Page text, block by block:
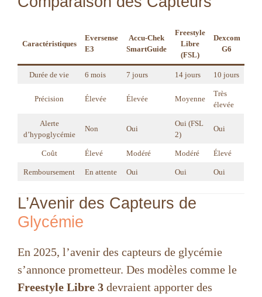
Caractéristiques
Eversense
E3
Accu-Chek
SmartGuide
Freestyle
Libre
(FSL)
Dexcom
G6
Durée de vie 6 mois 7 jours 14 jours 10 jours
Précision Élevée Élevée Moyenne
Très
élevée
Alerte
d’hypoglycémie
Non Oui
Oui (FSL
2)
Oui
Coût Élevé Modéré Modéré Élevé
Remboursement En attente Oui Oui Oui
L’Avenir des Capteurs de
Glycémie
En 2025, l’avenir des capteurs de glycémie
s’annonce prometteur. Des modèles comme le
Freestyle Libre 3 devraient apporter des